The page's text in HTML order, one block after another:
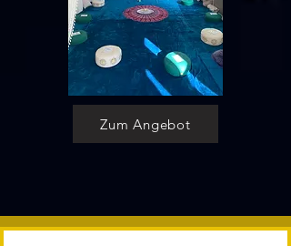
Zum Angebot